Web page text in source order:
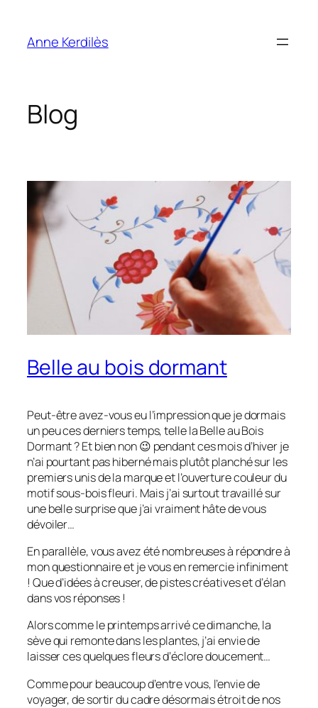
contenu
Anne Kerdilès
Blog
Belle au bois dormant
Peut-être avez-vous eu l’impression que je dormais
un peu ces derniers temps, telle la Belle au Bois
Dormant ? Et bien non 😉 pendant ces mois d’hiver je
n’ai pourtant pas hiberné mais plutôt planché sur les
premiers unis de la marque et l’ouverture couleur du
motif sous-bois fleuri. Mais j’ai surtout travaillé sur
une belle surprise que j’ai vraiment hâte de vous
dévoiler…
En parallèle, vous avez été nombreuses à répondre à
mon questionnaire et je vous en remercie infiniment
! Que d’idées à creuser, de pistes créatives et d’élan
dans vos réponses !
Alors comme le printemps arrivé ce dimanche, la
sève qui remonte dans les plantes, j’ai envie de
laisser ces quelques fleurs d’éclore doucement…
Comme pour beaucoup d’entre vous, l’envie de
voyager, de sortir du cadre désormais étroit de nos